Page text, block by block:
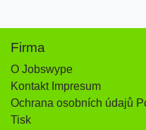
Firma
O Jobswype
Kontakt Impresum
Ochrana osobních údajů
Tisk